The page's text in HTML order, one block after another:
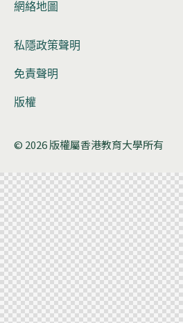
網絡地圖
私隱政策聲明
免責聲明
版權
© 2026 版權屬香港教育大學所有